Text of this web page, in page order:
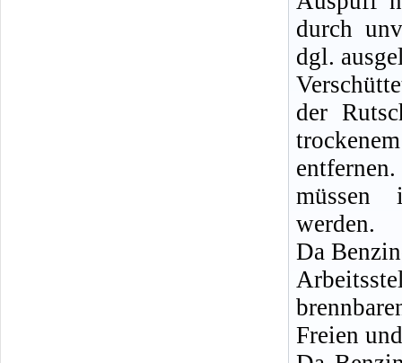
durch
dgl.
der
müssen
werden.
Da
Freien